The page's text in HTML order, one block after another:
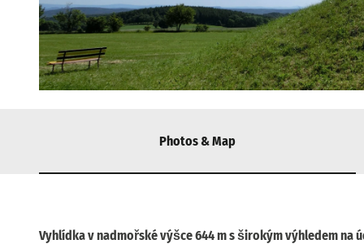
Photos & Map
Vyhlídka v nadmořské výšce 644 m s širokým výhledem na